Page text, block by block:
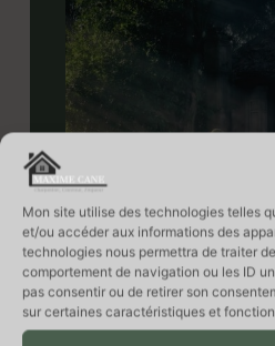
Mon site utilise des technologies telles
et/ou accéder aux informations des
technologies nous permettra de traiter
comportement de navigation ou les ID
pas consentir ou de retirer son
sur certaines caractéristiques et